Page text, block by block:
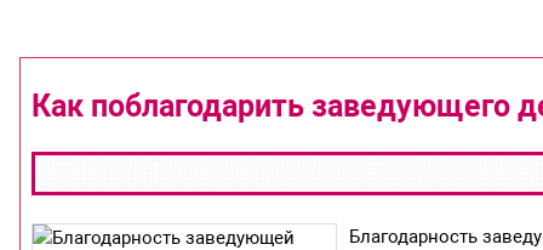
Как поблагодарить заведующего
Благодарность